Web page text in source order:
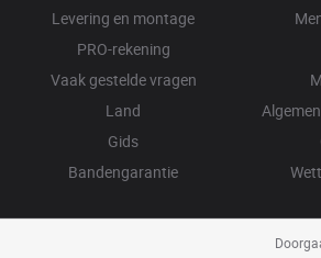
Levering en montage
PRO-rekening
Vaak gestelde vragen
Land
Gids
Bandengarantie